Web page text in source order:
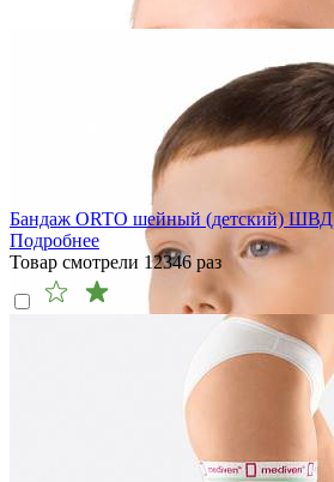
Бандаж ORTO шейный (детский) ШВД
Подробнее
Товар смотрели 12346 раз